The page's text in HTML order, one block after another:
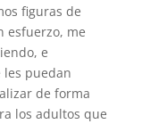
figuras de
esfuerzo, me
e
puedan
de forma
los adultos que